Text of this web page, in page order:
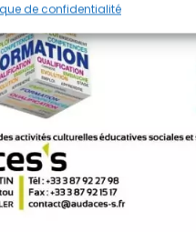
de confidentialité